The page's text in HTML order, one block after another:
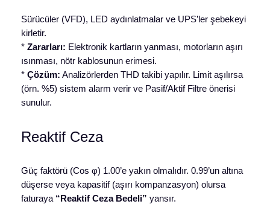
Sürücüler (VFD), LED aydınlatmalar ve UPS’ler şebekeyi
kirletir.
* Zararları: Elektronik kartların yanması, motorların aşırı
ısınması, nötr kablosunun erimesi.
* Çözüm: Analizörlerden THD takibi yapılır. Limit aşılırsa
(örn. %5) sistem alarm verir ve Pasif/Aktif Filtre önerisi
sunulur.
Reaktif Ceza
Güç faktörü (Cos φ) 1.00’e yakın olmalıdır. 0.99’un altına
düşerse veya kapasitif (aşırı kompanzasyon) olursa
faturaya “Reaktif Ceza Bedeli” yansır.